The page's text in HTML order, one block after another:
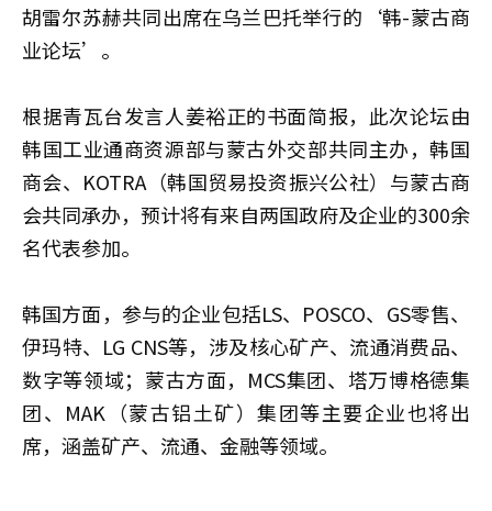
胡雷尔苏赫共同出席在乌兰巴托举行的‘韩-蒙古商
业论坛’。
根据青瓦台发言人姜裕正的书面简报，此次论坛由
韩国工业通商资源部与蒙古外交部共同主办，韩国
商会、KOTRA（韩国贸易投资振兴公社）与蒙古商
会共同承办，预计将有来自两国政府及企业的300余
名代表参加。
韩国方面，参与的企业包括LS、POSCO、GS零售、
伊玛特、LG CNS等，涉及核心矿产、流通消费品、
数字等领域；蒙古方面，MCS集团、塔万博格德集
团、MAK（蒙古铝土矿）集团等主要企业也将出
席，涵盖矿产、流通、金融等领域。